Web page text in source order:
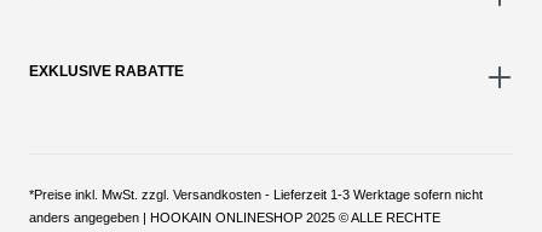
EXKLUSIVE RABATTE
*Preise inkl. MwSt. zzgl. Versandkosten - Lieferzeit 1-3 Werktage sofern nicht
anders angegeben | HOOKAIN ONLINESHOP 2025 © ALLE RECHTE